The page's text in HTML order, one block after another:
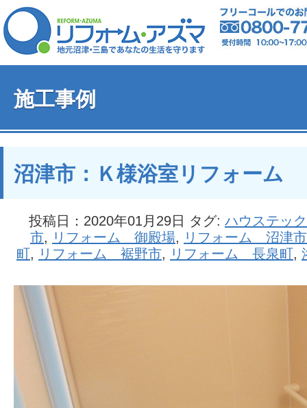
施工事例
沼津市：Ｋ様浴室リフォーム
投稿日：2020年01月29日 タグ: ハウステック
市, リフォーム 御殿場, リフォーム 沼津市
町, リフォーム 裾野市, リフォーム 長泉町,